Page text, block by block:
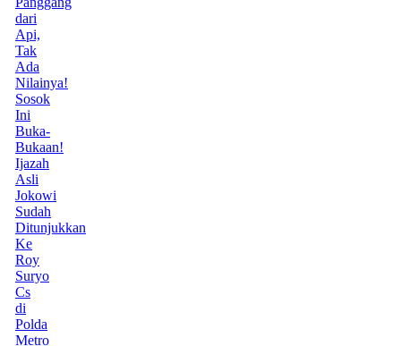
dari
Api,
Tak
Ada
Nilainya!
Sosok
Ini
Buka-
Bukaan!
Ijazah
Asli
Jokowi
Sudah
Ditunjukkan
Ke
Roy
Suryo
Cs
di
Polda
Metro